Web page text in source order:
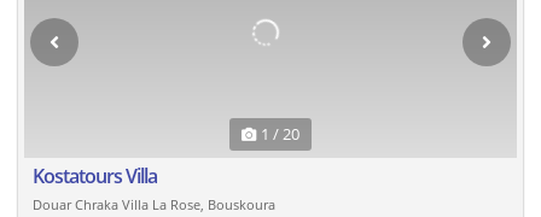
1 / 20
Kostatours Villa
Douar Chraka Villa La Rose, Bouskoura